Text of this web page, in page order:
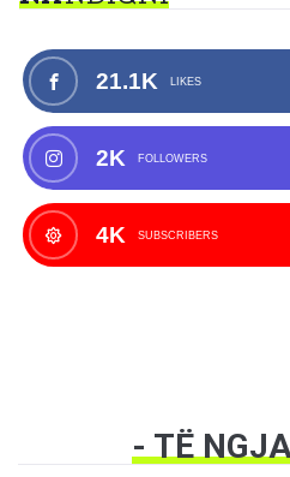
21.1K LIKES
2K FOLLOWERS
4K SUBSCRIBERS
- TË